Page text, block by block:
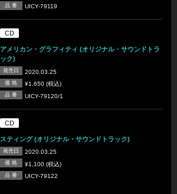
品 番 UICY-79119
CD
アメリカン・グラフィティ (オリジナル・サウンドトラ
ック)
発売日 2020.03.25
価 格 ¥1,650 (税込)
品 番 UICY-79120/1
CD
スティング (オリジナル・サウンドトラック)
発売日 2020.03.25
価 格 ¥1,100 (税込)
品 番 UICY-79122